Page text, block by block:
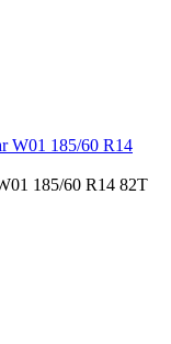
185/60 R14 82T